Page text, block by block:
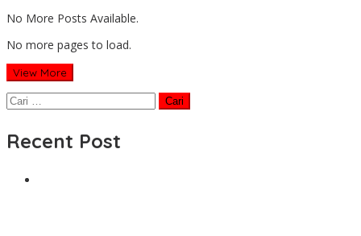
No More Posts Available.
No more pages to load.
View More
Cari
untuk:
Recent Post